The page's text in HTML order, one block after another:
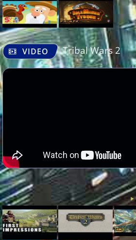
VIDEO Tribal Wars 2